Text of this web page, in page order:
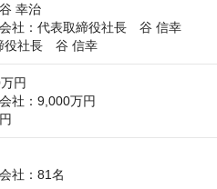
幸治
社：代表取締役社長　谷 信幸
役社長　谷 信幸
円
社：9,000万円
社：81名